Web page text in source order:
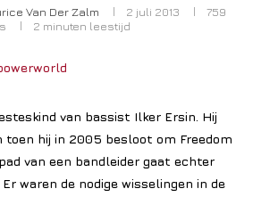
Van Der Zalm 2 juli 2013
759
2 minuten leestijd
van bassist Ilker Ersin. Hij
toen hij in 2005 besloot om Freedom
van een bandleider gaat echter
waren de nodige wisselingen in de